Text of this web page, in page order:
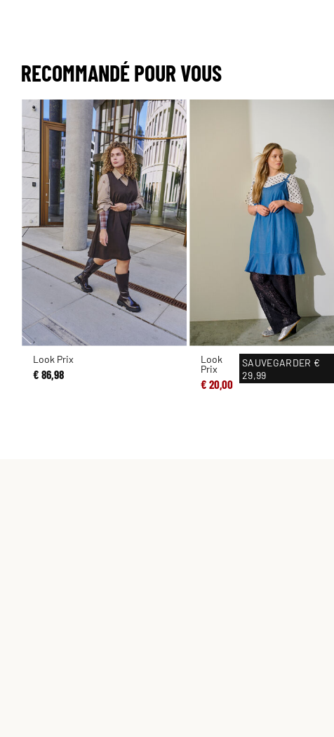
RECOMMANDÉ POUR VOUS
Look Prix
€ 86,98
Look
Prix
€ 20,00
SAUVEGARDER €
29,99